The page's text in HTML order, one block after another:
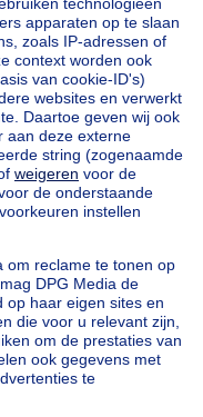
(provincie)
Drogenbos
koop Frankrijk
koop Italië
te koop Nederland
huis te koop
te huur
Oostende
Stene